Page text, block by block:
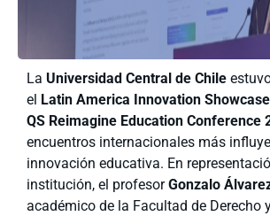
La Universidad Central de Chile
el Latin America Innovation Showcase
QS Reimagine Education Conference
encuentros internacionales más
innovación educativa. En
institución, el profesorGonzalo
académico de la Facultad de Derecho